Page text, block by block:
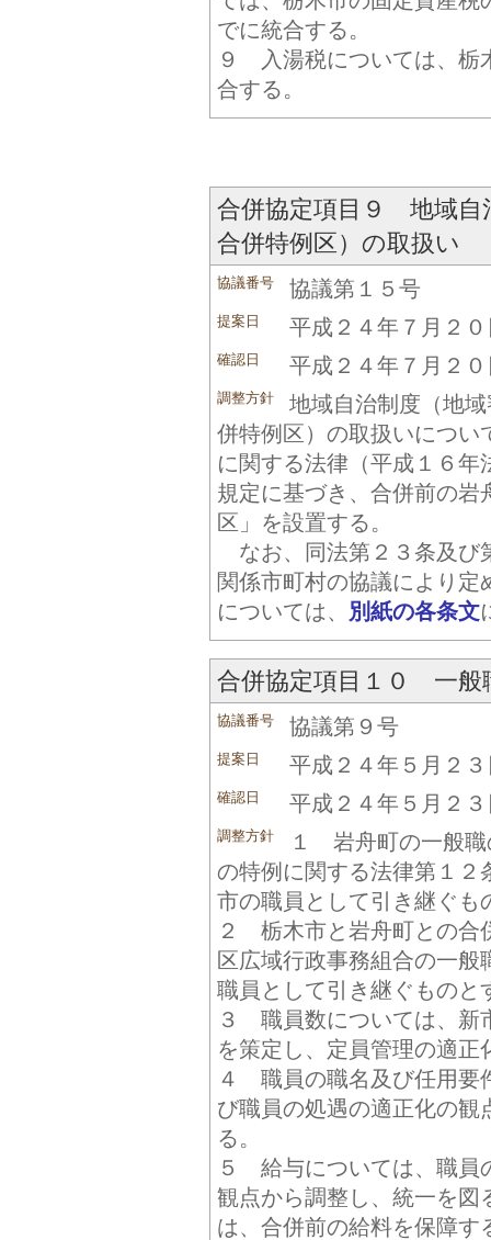
でに統合する。
９ 入湯税については、栃
合する。
合併協定項目９ 地域自
合併特例区）の取扱い
協議番号 協議第１５号
提案日 平成２４年７月２０
確認日 平成２４年７月２０
調整方針
地域自治制度（地
併特例区）の取扱いについ
に関する法律（平成１６
規定に基づき、合併前の岩
区」を設置する。
なお、同法第２３条及び
関係市町村の協議により定
については、 別紙の各条文
合併協定項目１０ 一般
協議番号 協議第９号
提案日 平成２４年５月２３
確認日 平成２４年５月２３
調整方針
１ 岩舟町の一般職
の特例に関する法律第１２
市の職員として引き継ぐも
２ 栃木市と岩舟町との合
区広域行政事務組合の一般
職員として引き継ぐものと
３ 職員数については、新
を策定し、定員管理の適正
４ 職員の職名及び任用要
び職員の処遇の適正化の観
る。
５ 給与については、職員
観点から調整し、統一を図
は、合併前の給料を保障す